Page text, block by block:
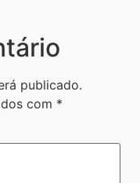
publicado.
com *